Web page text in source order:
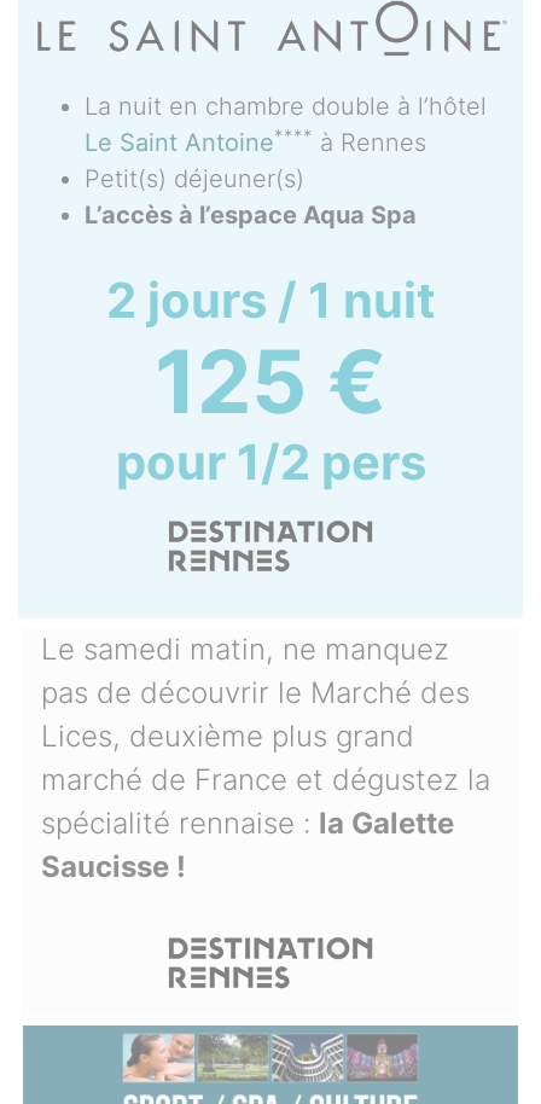
La nuit en chambre double à l’hôtel
Le Saint Antoine**** à Rennes
Petit(s) déjeuner(s)
L’accès à l’espace Aqua Spa
2 jours / 1 nuit
125 €
pour 1/2 pers
Le samedi matin, ne manquez
pas de découvrir le Marché des
Lices, deuxième plus grand
marché de France et dégustez la
spécialité rennaise : la Galette
Saucisse !